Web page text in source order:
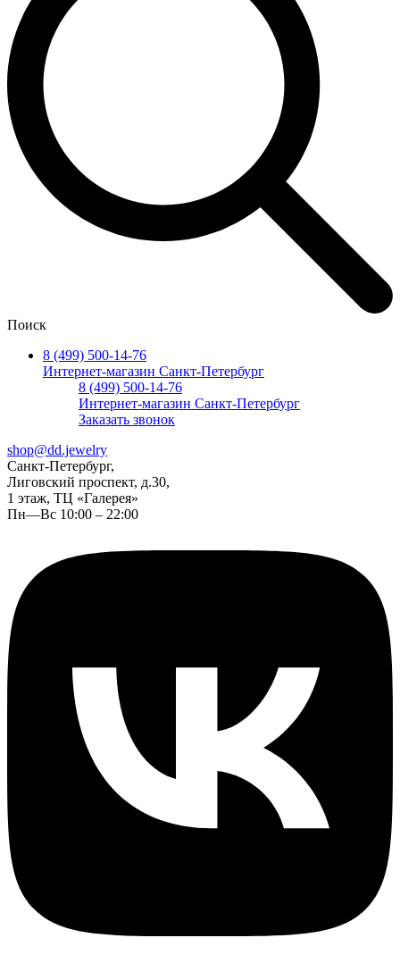
Поиск
8 (499) 500-14-76
Интернет-магазин Санкт-Петербург
8 (499) 500-14-76
Интернет-магазин Санкт-Петербург
Заказать звонок
shop@dd.jewelry
Санкт-Петербург,
Лиговский проспект, д.30,
1 этаж, ТЦ «Галерея»
Пн—Вс 10:00 – 22:00